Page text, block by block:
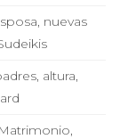
nuevas
altura,